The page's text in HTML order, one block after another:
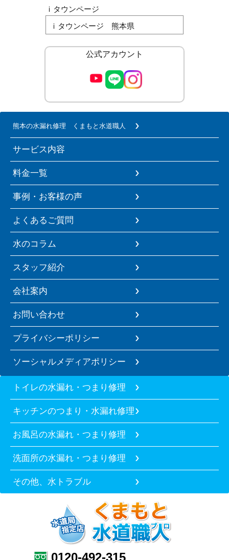
ｉタウンページ
ｉタウンページ 熊本県
公式アカウント
熊本の水漏れ修理 くまもと水道職人
サービス内容
料金一覧
事例・お客様の声
よくあるご質問
水のコラム
スタッフ紹介
会社案内
お問い合わせ
プライバシーポリシー
ソーシャルメディアポリシー
トイレの水漏れ・つまり修理
キッチンのつまり・水漏れ修理
お風呂の水漏れ・つまり修理
洗面所の水漏れ・つまり修理
その他、水トラブル
0120-492-315